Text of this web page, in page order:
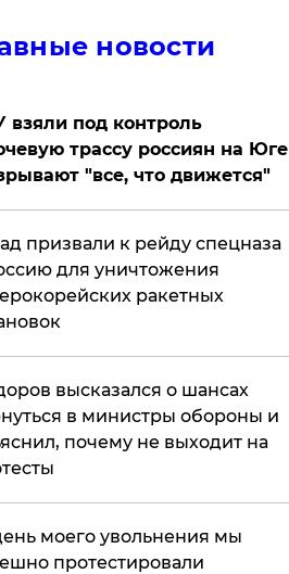
новости
взяли под контроль
трассу россиян на Юге
"все, что движется"
призвали к рейду спецназа
для уничтожения
ракетных
высказался о шансах
в министры обороны и
почему не выходит на
моего увольнения мы
протестировали